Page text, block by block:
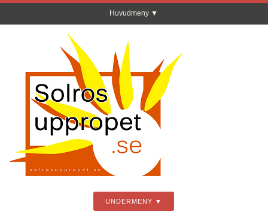
Huvudmeny
UNDERMENY